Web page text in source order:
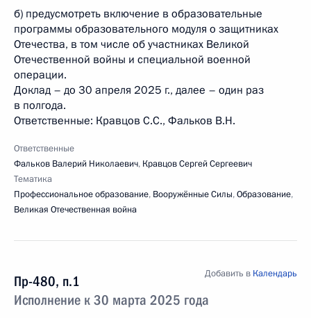
б) предусмотреть включение в образовательные
программы образовательного модуля о защитниках
Отечества, в том числе об участниках Великой
Отечественной войны и специальной военной
операции.
Доклад – до 30 апреля 2025 г., далее – один раз
в полгода.
Ответственные: Кравцов С.С., Фальков В.Н.
Ответственные
Фальков Валерий Николаевич, Кравцов Сергей Сергеевич
Тематика
Профессиональное образование, Вооружённые Силы,Образование,
Великая Отечественная война
Пр-480, п.1
Исполнение к 30 марта 2025 года
Добавить в Календарь